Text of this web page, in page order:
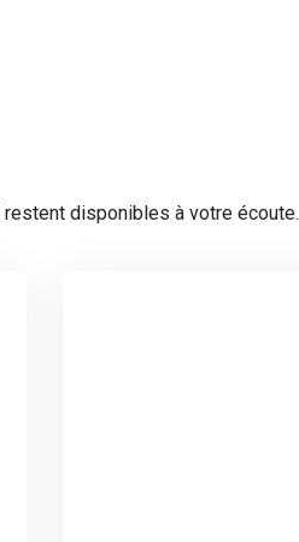
disponibles à votre écoute.